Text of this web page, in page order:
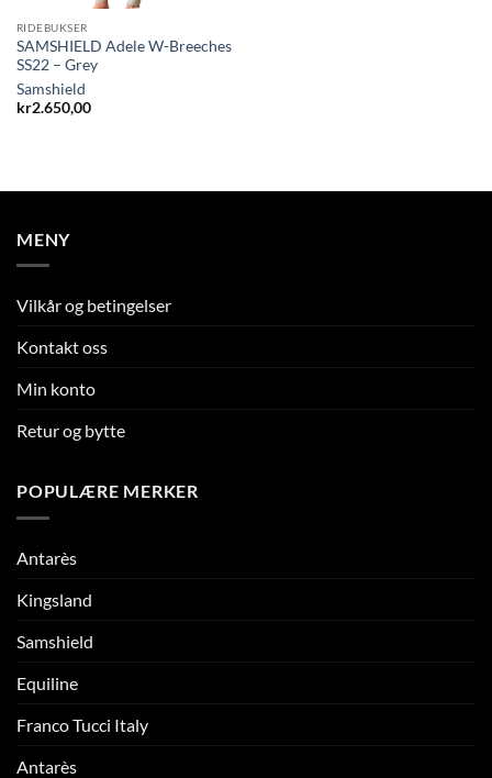
RIDEBUKSER
SAMSHIELD Adele W-Breeches
SS22 – Grey
Samshield
kr2.650,00
MENY
Vilkår og betingelser
Kontakt oss
Min konto
Retur og bytte
POPULÆRE MERKER
Antarès
Kingsland
Samshield
Equiline
Franco Tucci Italy
Antarès